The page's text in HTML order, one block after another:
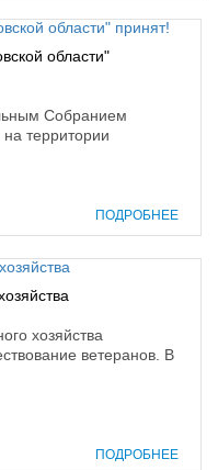
области"
Собранием
на территории
ПОДРОБНЕЕ
хозяйства
ветеранов. В
ПОДРОБНЕЕ